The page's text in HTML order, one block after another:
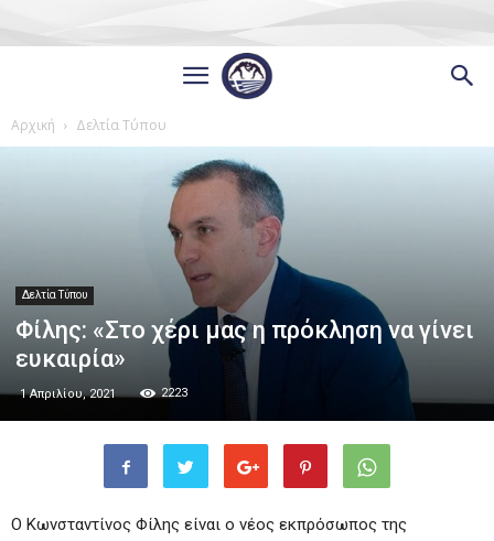
Αρχική Δελτία Τύπου
Δελτία Τύπου
Φίλης: «Στο χέρι μας η πρόκληση να γίνει
ευκαιρία»
1 Απριλίου, 2021 2223
Ο Κωνσταντίνος Φίλης είναι ο νέος εκπρόσωπος της